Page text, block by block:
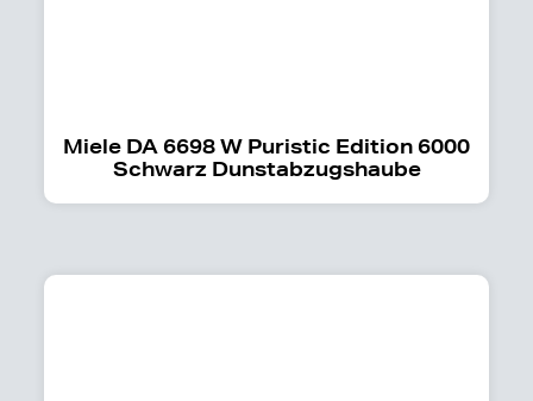
Miele DA 6698 W Puristic Edition 6000
Schwarz Dunstabzugshaube